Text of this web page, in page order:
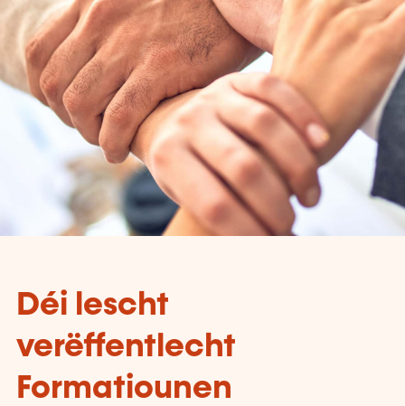
Déi lescht
verëffentlecht
Formatiounen